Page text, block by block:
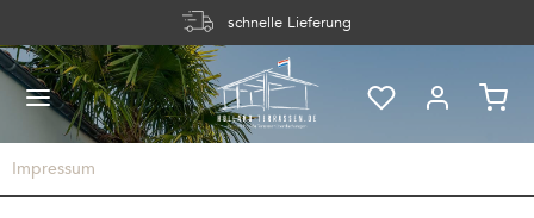
schnelle Lieferung
Impressum